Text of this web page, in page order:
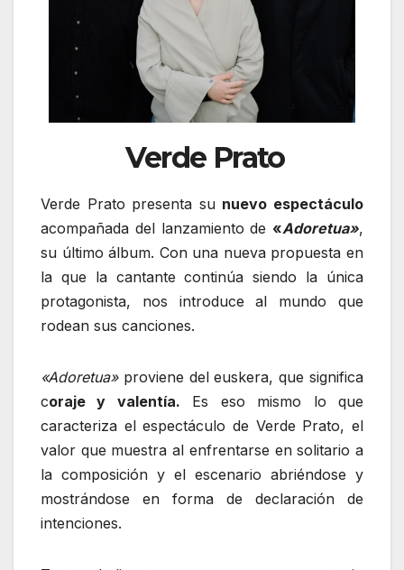
Verde Prato
Verde Prato presenta su nuevo espectáculo
acompañada del lanzamiento de «Adoretua»,
su último álbum. Con una nueva propuesta en
la que la cantante continúa siendo la única
protagonista, nos introduce al mundo que
rodean sus canciones.
«Adoretua» proviene del euskera, que significa
coraje y valentía. Es eso mismo lo que
caracteriza el espectáculo de Verde Prato, el
valor que muestra al enfrentarse en solitario a
la composición y el escenario abriéndose y
mostrándose en forma de declaración de
intenciones.